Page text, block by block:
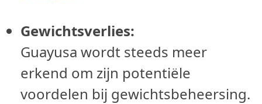
Gewichtsverlies:
Guayusa wordt steeds meer
erkend om zijn potentiële
voordelen bij gewichtsbeheersing.